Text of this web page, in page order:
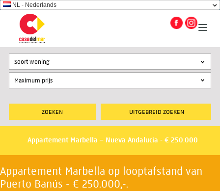
NL - Nederlands
UITGEBREID ZOEKEN
Soort woning
Appartement Marbella – Nueva Andalucia - € 250.000
Appartement Marbella op looptafstand van
Puerto Banús - € 250.000,-.